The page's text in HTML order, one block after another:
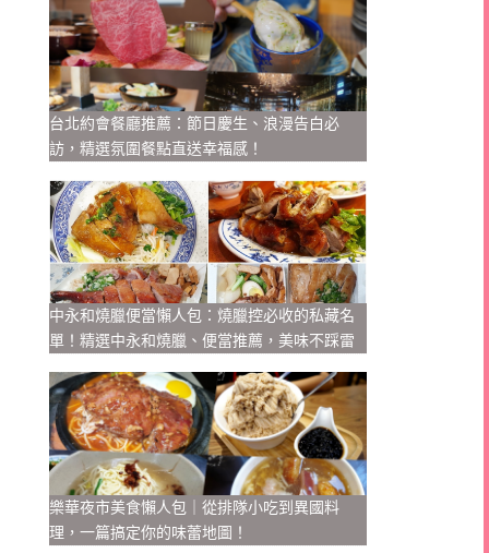
台北約會餐廳推薦：節日慶生、浪漫告白必
訪，精選氛圍餐點直送幸福感！
中永和燒臘便當懶人包：燒臘控必收的私藏名
單！精選中永和燒臘、便當推薦，美味不踩雷
樂華夜市美食懶人包｜從排隊小吃到異國料
理，一篇搞定你的味蕾地圖！